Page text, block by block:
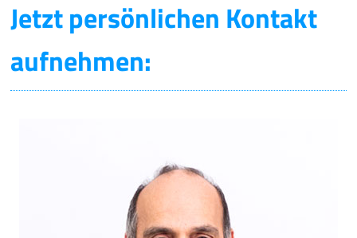
Jetzt persönlichen Kontakt
aufnehmen: